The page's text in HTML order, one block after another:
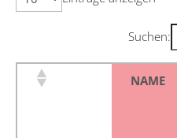
Suchen:
NAME